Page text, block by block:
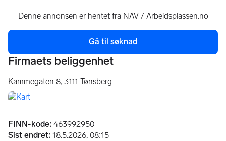
Denne annonsen er hentet fra NAV / Arbeidsplassen.no
Gå til søknad(åpnes i en ny fane)
Firmaets beliggenhet
Kammegaten 8, 3111 Tønsberg
Annonseinformasjon
FINN-kode: 463992950
Sist endret: 18.5.2026, 08:15